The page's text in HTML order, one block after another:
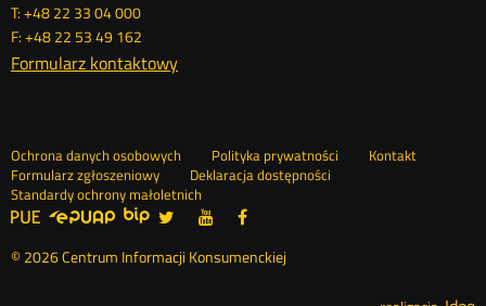
T: +48 22 33 04 000
F: +48 22 53 49 162
Formularz kontaktowy
Ochrona danych osobowych Polityka prywatności
Kontakt
Formularz zgłoszeniowy
Nowa
karta
Deklaracja dostępności
Standardy ochrony małoletnich
UKE
Serwisy
>Social
UKE
portalu
Nowa UKE
portalu
Youtube
Nowa
portalu
Facebook
© 2026 Centrum Informacji Konsumenckiej